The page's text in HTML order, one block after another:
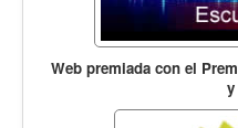
Web premiada con el
y